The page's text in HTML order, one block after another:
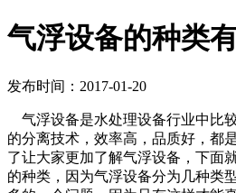
气浮设备的种类
发布时间：2017-01-20
气浮设备是水处理设备行业中比
的分离技术，效率高，品质好，都
了让大家更加了解气浮设备，下面
的种类，因为气浮设备分为几种类